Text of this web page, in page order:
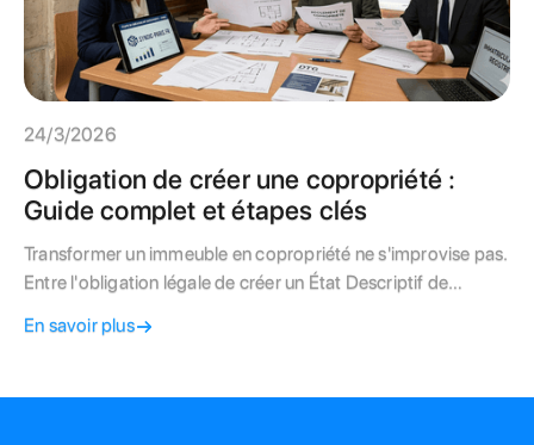
24/3/2026
Obligation de créer une copropriété :
Guide complet et étapes clés
Transformer un immeuble en copropriété ne s'improvise pas.
Entre l'obligation légale de créer un État Descriptif de
(DTG) et la rédaction du règlement de copropriété, le
indispensables pour réussir votre mise en copropriété à Paris
En savoir plus